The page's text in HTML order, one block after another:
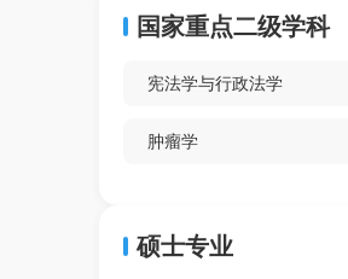
材料科学与工程
国家重点二级学科
宪法学与行政法学
肿瘤学
内科学（传染病）
硕士专业